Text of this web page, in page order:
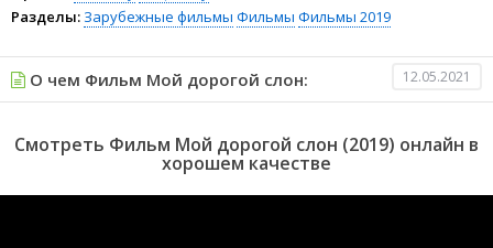
Разделы: Зарубежные фильмы Фильмы Фильмы 2019
О чем Фильм Мой дорогой слон: 12.05.2021
Смотреть Фильм Мой дорогой слон (2019) онлайн в
хорошем качестве